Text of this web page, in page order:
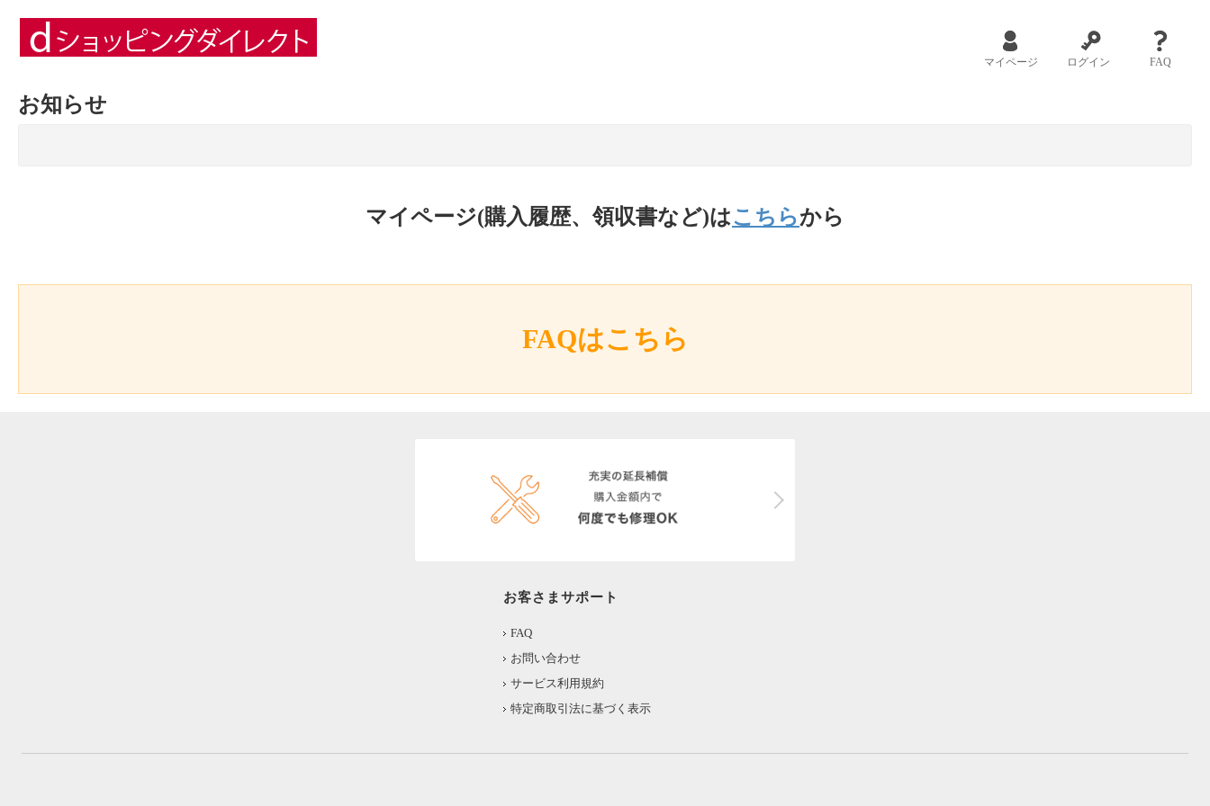
マイページ ログイン FAQ
お知らせ
マイページ(購入履歴、領収書など)はこちらから
FAQはこちら
お客さまサポート
FAQ
お問い合わせ
サービス利用規約
特定商取引法に基づく表示